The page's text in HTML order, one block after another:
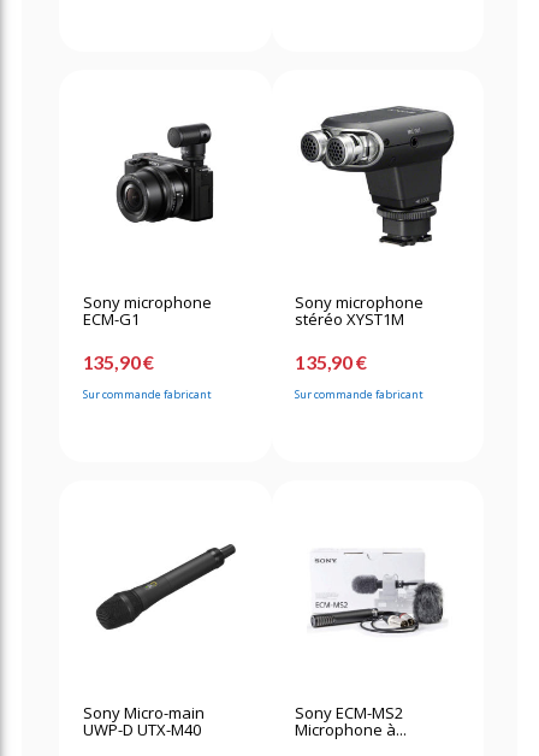
Sony microphone
ECM-G1
135,90 €
Sur commande fabricant
Sony microphone
stéréo XYST1M
135,90 €
Sur commande fabricant
Sony Micro-main
UWP-D UTX-M40
Sony ECM-MS2
Microphone à...